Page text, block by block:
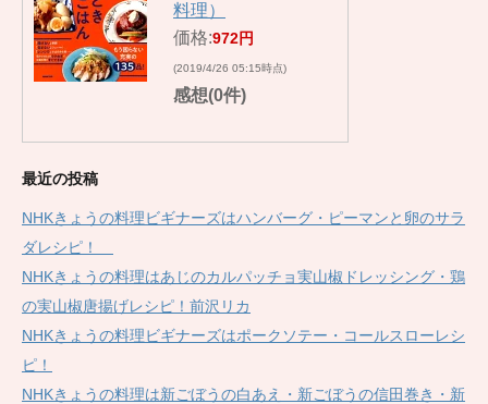
料理）
価格:972円
(2019/4/26 05:15時点)
感想(0件)
最近の投稿
NHKきょうの料理ビギナーズはハンバーグ・ピーマンと卵のサラ
ダレシピ！
NHKきょうの料理はあじのカルパッチョ実山椒ドレッシング・鶏
の実山椒唐揚げレシピ！前沢リカ
NHKきょうの料理ビギナーズはポークソテー・コールスローレシ
ピ！
NHKきょうの料理は新ごぼうの白あえ・新ごぼうの信田巻き・新